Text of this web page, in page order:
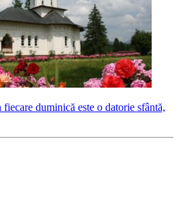
duminică este o datorie sfântă,